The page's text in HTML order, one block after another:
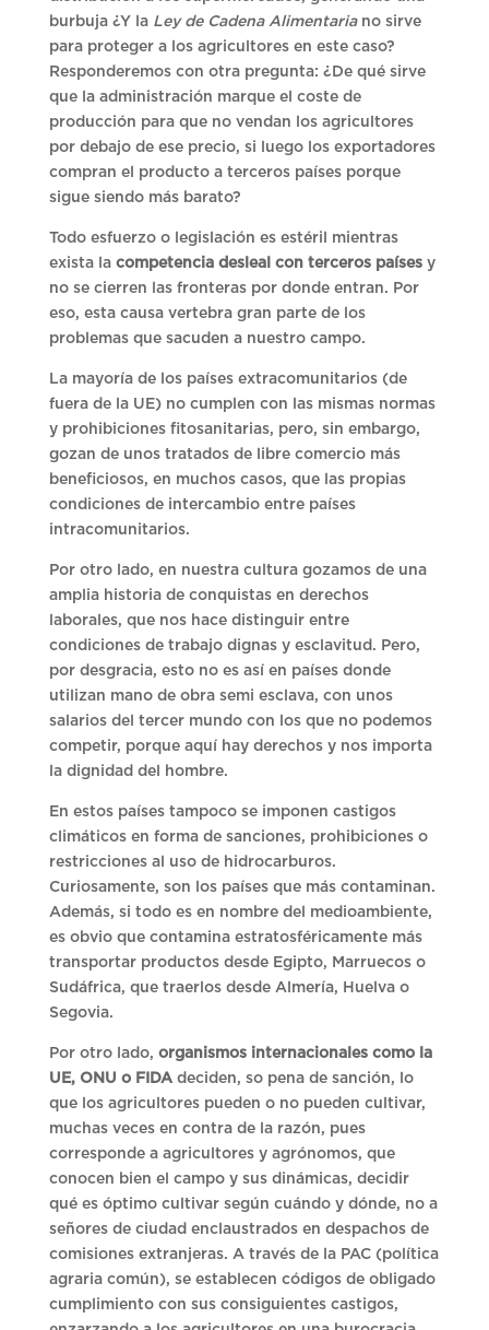
burbuja ¿Y laLey de Cadena Alimentaria no sirve
para proteger a los agricultores en este caso?
Responderemos con otra pregunta: ¿De qué sirve
que la administración marque el coste de
producción para que no vendan los agricultores
por debajo de ese precio, si luego los exportadores
compran el producto a terceros países porque
sigue siendo más barato?
Todo esfuerzo o legislación es estéril mientras
exista la competencia desleal con terceros paísesy
no se cierren las fronteras por donde entran. Por
eso, esta causa vertebra gran parte de los
problemas que sacuden a nuestro campo.
La mayoría de los países extracomunitarios (de
fuera de la UE) no cumplen con las mismas normas
y prohibiciones fitosanitarias, pero, sin embargo,
gozan de unos tratados de libre comercio más
beneficiosos, en muchos casos, que las propias
condiciones de intercambio entre países
intracomunitarios.
Por otro lado, en nuestra cultura gozamos de una
amplia historia de conquistas en derechos
laborales, que nos hace distinguir entre
condiciones de trabajo dignas y esclavitud. Pero,
por desgracia, esto no es así en países donde
utilizan mano de obra semi esclava, con unos
salarios del tercer mundo con los que no podemos
competir, porque aquí hay derechos y nos importa
la dignidad del hombre.
En estos países tampoco se imponen castigos
climáticos en forma de sanciones, prohibiciones o
restricciones al uso de hidrocarburos.
Curiosamente, son los países que más contaminan.
Además, si todo es en nombre del medioambiente,
es obvio que contamina estratosféricamente más
transportar productos desde Egipto, Marruecos o
Sudáfrica, que traerlos desde Almería, Huelva o
Segovia.
Por otro lado, organismos internacionales como la
UE, ONU o FIDA deciden, so pena de sanción, lo
que los agricultores pueden o no pueden cultivar,
muchas veces en contra de la razón, pues
corresponde a agricultores y agrónomos, que
conocen bien el campo y sus dinámicas, decidir
qué es óptimo cultivar según cuándo y dónde, no a
señores de ciudad enclaustrados en despachos de
comisiones extranjeras. A través de la PAC (política
agraria común), se establecen códigos de obligado
cumplimiento con sus consiguientes castigos,